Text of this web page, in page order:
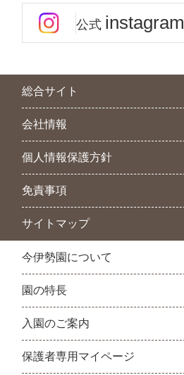
公式 instagram
総合サイト
会社情報
個人情報保護方針
免責事項
サイトマップ
今伊勢園について
園の特長
入園のご案内
保護者専用マイページ